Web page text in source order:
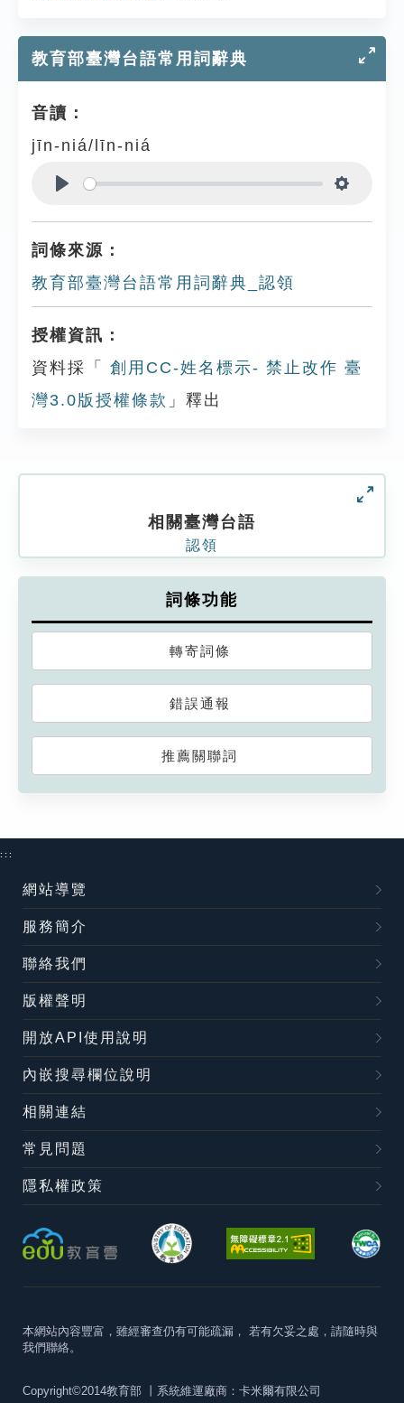
教育部臺灣台語常用詞辭典
音讀：
jīn-niá/līn-niá
詞條來源：
教育部臺灣台語常用詞辭典_認領
授權資訊：
資料採「
創用CC-姓名標示- 禁止改作 臺
灣3.0版授權條款 」釋出
相關臺灣台語
認領
詞條功能
轉寄詞條
錯誤通報
推薦關聯詞
:::
網站導覽
服務簡介
聯絡我們
版權聲明
開放API使用說明
內嵌搜尋欄位說明
相關連結
常見問題
隱私權政策
本網站內容豐富，雖經審查仍有可能疏漏， 若有欠妥之處，請隨時與
我們聯絡。
Copyright©2014教育部 丨系統維運廠商：卡米爾有限公司